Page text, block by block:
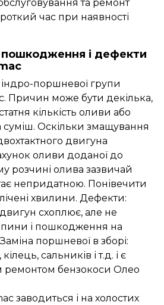
та ремонт
час при наявності
і дефекти
поршневої групи
Причин може бути декілька,
кількість оливи або
суміш. Оскільки змащування
двигуна
оливи доданої до
розчині олива зазвичай
непридатною. Понівечити
хвилини. Дефекти:
схоплює, але не
і пошкодження на
поршневої в зборі:
сальників і т.д. і є
ремонтом бензокоси Олео
заводиться і на холостих